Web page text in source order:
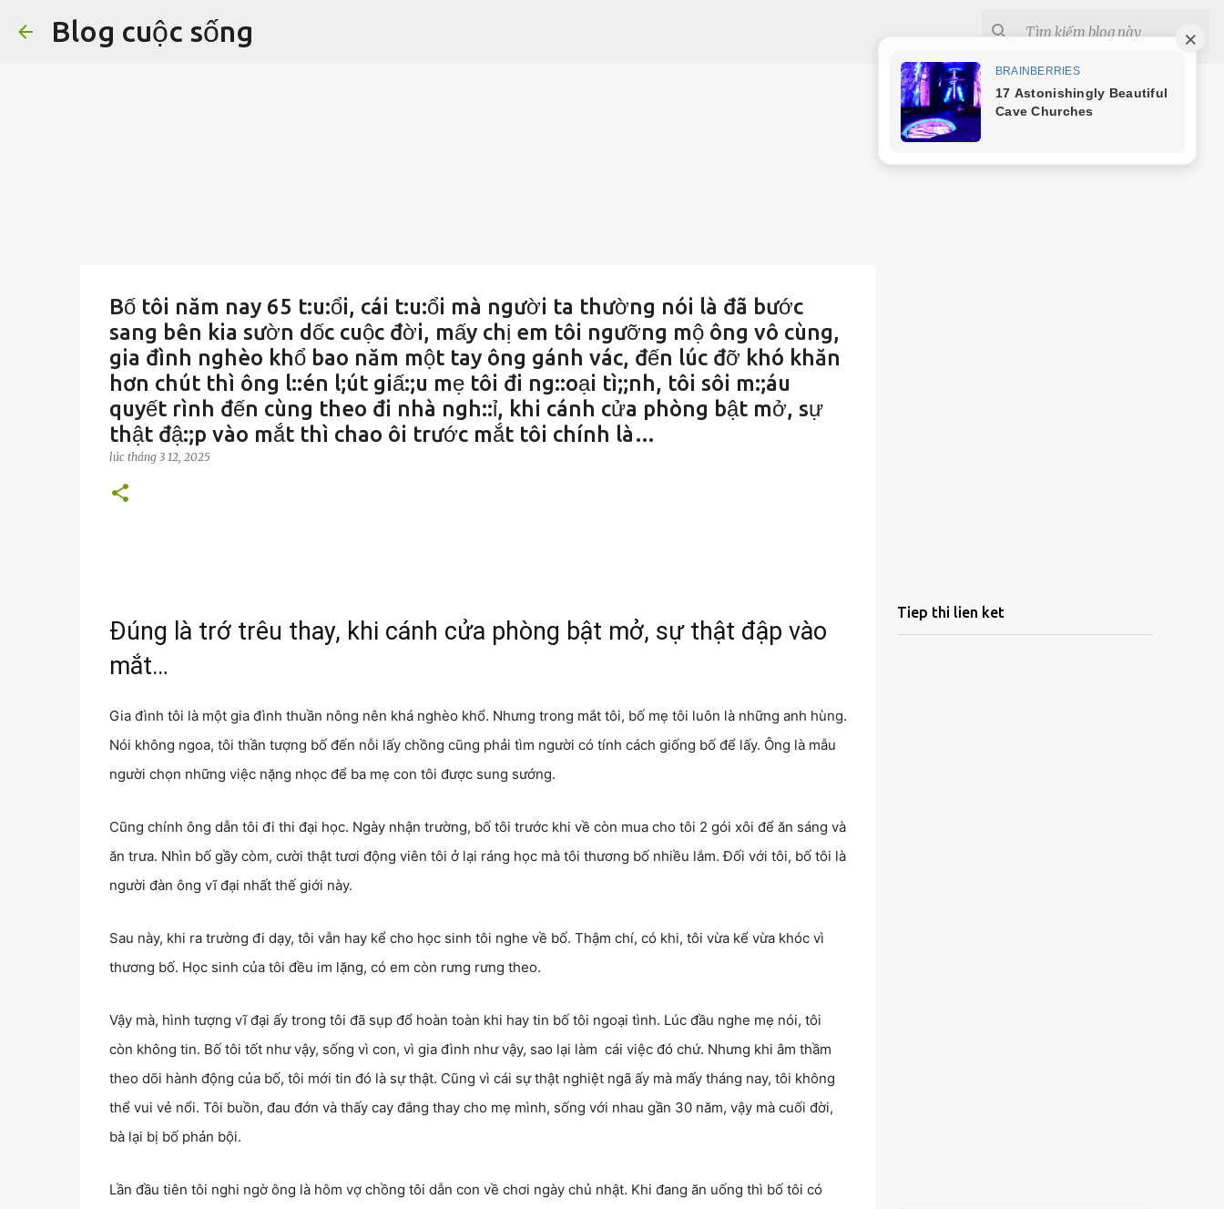
Blog cuộc sống
Bố tôi năm nay 65 t:u:ổi, cái t:u:ổi mà người ta thường nói là đã bước
sang bên kia sườn dốc cuộc đời, mấy chị em tôi ngưỡng mộ ông vô cùng,
gia đình nghèo khổ bao năm một tay ông gánh vác, đến lúc đỡ khó khăn
hơn chút thì ông l::én l;út giấ:;u mẹ tôi đi ng::oại tì;;nh, tôi sôi m:;áu
quyết rình đến cùng theo đi nhà ngh::ỉ, khi cánh cửa phòng bật mở, sự
thật đậ:;p vào mắt thì chao ôi trước mắt tôi chính là…
lúc tháng 3 12, 2025
Đúng là trớ trêu thay, khi cánh cửa phòng bật mở, sự thật đập vào
mắt…
Gia đình tôi là một gia đình thuần nông nên khá nghèo khổ. Nhưng trong mắt tôi, bố mẹ tôi luôn là những anh hùng.
Nói không ngoa, tôi thần tượng bố đến nỗi lấy chồng cũng phải tìm người có tính cách giống bố để lấy. Ông là mẫu
người chọn những việc nặng nhọc để ba mẹ con tôi được sung sướng.
Cũng chính ông dẫn tôi đi thi đại học. Ngày nhận trường, bố tôi trước khi về còn mua cho tôi 2 gói xôi để ăn sáng và
ăn trưa. Nhìn bố gầy còm, cười thật tươi động viên tôi ở lại ráng học mà tôi thương bố nhiều lắm. Đối với tôi, bố tôi là
người đàn ông vĩ đại nhất thế giới này.
Sau này, khi ra trường đi dạy, tôi vẫn hay kể cho học sinh tôi nghe về bố. Thậm chí, có khi, tôi vừa kể vừa khóc vì
thương bố. Học sinh của tôi đều im lặng, có em còn rưng rưng theo.
Vậy mà, hình tượng vĩ đại ấy trong tôi đã sụp đổ hoàn toàn khi hay tin bố tôi ngoại tình. Lúc đầu nghe mẹ nói, tôi
còn không tin. Bố tôi tốt như vậy, sống vì con, vì gia đình như vậy, sao lại làm cái việc đó chứ. Nhưng khi âm thầm
theo dõi hành động của bố, tôi mới tin đó là sự thật. Cũng vì cái sự thật nghiệt ngã ấy mà mấy tháng nay, tôi không
thể vui vẻ nổi. Tôi buồn, đau đớn và thấy cay đắng thay cho mẹ mình, sống với nhau gần 30 năm, vậy mà cuối đời,
bà lại bị bố phản bội.
Lần đầu tiên tôi nghi ngờ ông là hôm vợ chồng tôi dẫn con về chơi ngày chủ nhật. Khi đang ăn uống thì bố tôi có
Tiep thi lien ket